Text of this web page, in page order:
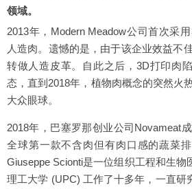
领域。
2013年，Modern Meadow公司首次采
人造肉。遗憾的是，由于该企业效益不
转做人造皮革。自此之后，3D打印肉
态，直到2018年，植物肉概念的突然火
大众眼球。
2018年，巴塞罗那创业公司Novameat
全球第一款不含肉但有肉口感的蔬菜
Giuseppe Scionti是一位组织工程和生物
理工大学 (UPC) 工作了十多年，一直研